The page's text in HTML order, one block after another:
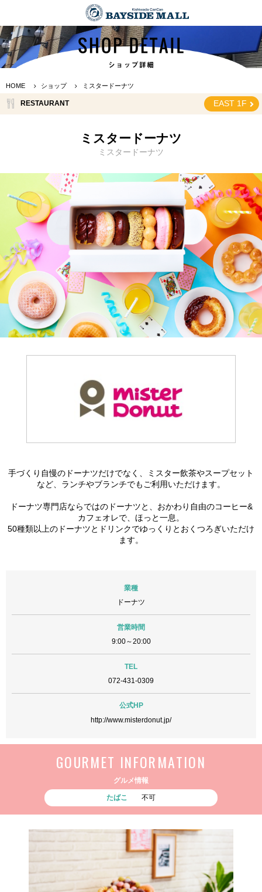
HOME ショップ ミスタードーナツ
RESTAURANT EAST 1F
ミスタードーナツ
ミスタードーナツ
手づくり自慢のドーナツだけでなく、ミスター飲茶やスープセット
など、ランチやブランチでもご利用いただけます。
ドーナツ専門店ならではのドーナツと、おかわり自由のコーヒー&
カフェオレで、ほっと一息。
50種類以上のドーナツとドリンクでゆっくりとおくつろぎいただけ
ます。
業種
ドーナツ
営業時間
9:00～20:00
TEL
072-431-0309
公式HP
http://www.misterdonut.jp/
GOURMET INFORMATION
グルメ情報
たばこ 不可